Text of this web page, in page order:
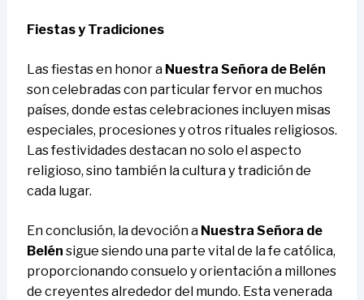
Fiestas y Tradiciones
Las fiestas en honor a Nuestra Señora de Belén
son celebradas con particular fervor en muchos
países, donde estas celebraciones incluyen misas
especiales, procesiones y otros rituales religiosos.
Las festividades destacan no solo el aspecto
religioso, sino también la cultura y tradición de
cada lugar.
En conclusión, la devoción a Nuestra Señora de
Belén sigue siendo una parte vital de la fe católica,
proporcionando consuelo y orientación a millones
de creyentes alrededor del mundo. Esta venerada